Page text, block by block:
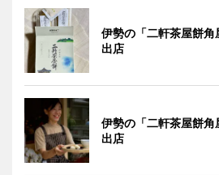
伊勢の「二軒茶屋餅
出店
伊勢の「二軒茶屋餅
出店